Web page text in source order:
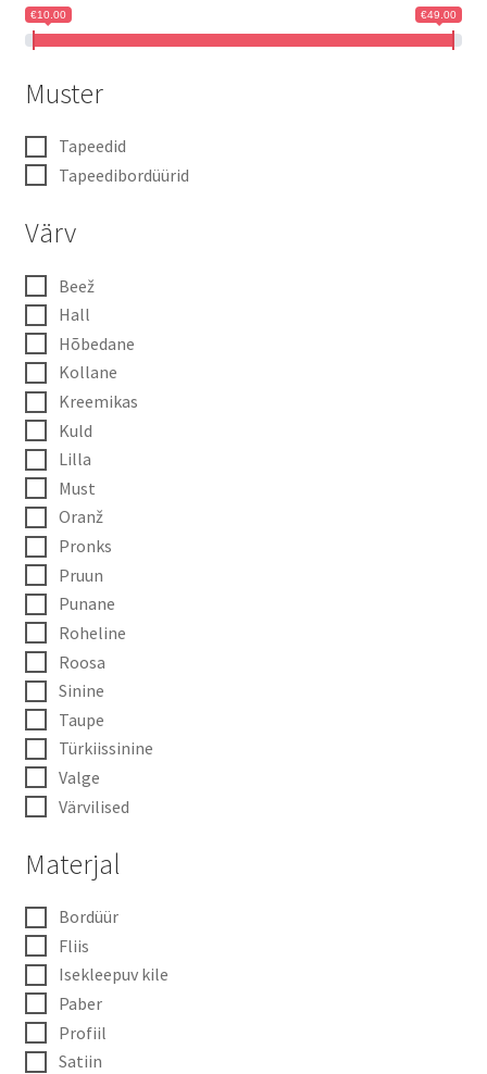
€10.00 €49.00
Muster
Tapeedid
Tapeedibordüürid
Värv
Beež
Hall
Hõbedane
Kollane
Kreemikas
Kuld
Lilla
Must
Oranž
Pronks
Pruun
Punane
Roheline
Roosa
Sinine
Taupe
Türkiissinine
Valge
Värvilised
Materjal
Bordüür
Fliis
Isekleepuv kile
Paber
Profiil
Satiin